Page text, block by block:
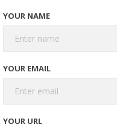
YOUR NAME
YOUR EMAIL
YOUR URL